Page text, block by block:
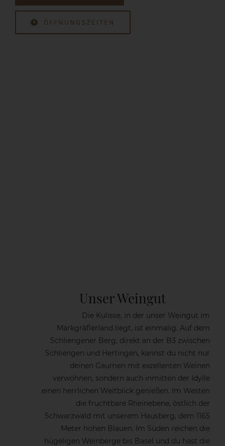
ÖFFNUNGSZEITEN
Unser Weingut
Die Kulisse, in der unser Weingut im
Markgräflerland liegt, ist einmalig. Auf dem
Schliengener Berg, direkt an der B3 zwischen
Schliengen und Hertingen, kannst du nicht nur
deinen Gaumen mit exzellenten Weinen
verwöhnen, sondern auch inmitten der Idylle
einen herrlichen Weitblick genießen. Im Westen
die fruchtbare Rheinebene, östlich der
Schwarzwald mit unserem Hausberg, dem 1165
Meter hohen Blauen. Im Süden reichen die
hügeligen Weinberge bis Basel und du hast die